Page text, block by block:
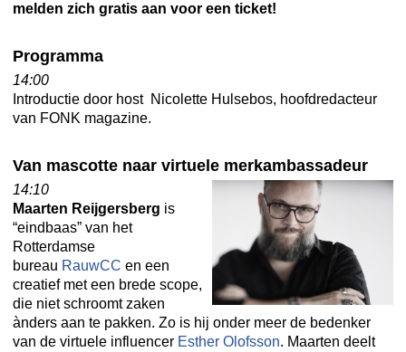
melden zich gratis aan voor een ticket!
Programma
14:00
Introductie door host Nicolette Hulsebos, hoofdredacteur
van FONK magazine.
Van mascotte naar virtuele merkambassadeur
14:10
Maarten Reijgersberg is
“eindbaas” van het
Rotterdamse
bureau RauwCC en een
creatief met een brede scope,
die niet schroomt zaken
ànders aan te pakken. Zo is hij onder meer de bedenker
van de virtuele influencer Esther Olofsson. Maarten deelt